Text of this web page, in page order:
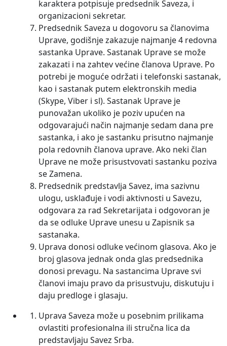
karaktera potpisuje predsednik Saveza, i
organizacioni sekretar.
Predsednik Saveza u dogovoru sa članovima
Uprave, godišnje zakazuje najmanje 4 redovna
sastanka Uprave. Sastanak Uprave se može
zakazati i na zahtev većine članova Uprave. Po
potrebi je moguće održati i telefonski sastanak,
kao i sastanak putem elektronskih media
(Skype, Viber i sl). Sastanak Uprave je
punovažan ukoliko je poziv upućen na
odgovarajući način najmanje sedam dana pre
sastanka, i ako je sastanku prisutno najmanje
pola redovnih članova uprave. Ako neki član
Uprave ne može prisustvovati sastanku poziva
se Zamena.
Predsednik predstavlja Savez, ima sazivnu
ulogu, usklađuje i vodi aktivnosti u Savezu,
odgovara za rad Sekretarijata i odgovoran je
da se odluke Uprave unesu u Zapisnik sa
sastanaka.
Uprava donosi odluke većinom glasova. Ako je
broj glasova jednak onda glas predsednika
donosi prevagu. Na sastancima Uprave svi
članovi imaju pravo da prisustvuju, diskutuju i
daju predloge i glasaju.
Uprava Saveza može u posebnim prilikama
ovlastiti profesionalna ili stručna lica da
predstavljaju Savez Srba.